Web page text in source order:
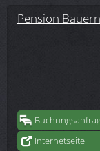
Pension
Internetseite